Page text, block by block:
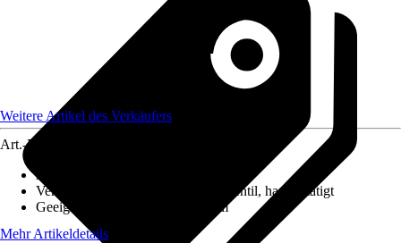
Weitere Artikel des Verkäufers
Art.-Nr.
Ausführung
Ventilausstattung
3 ½" Körbchenventil, handbetätigt
Geeignet für
Unterschrank 60 cm
Mehr Artikeldetails